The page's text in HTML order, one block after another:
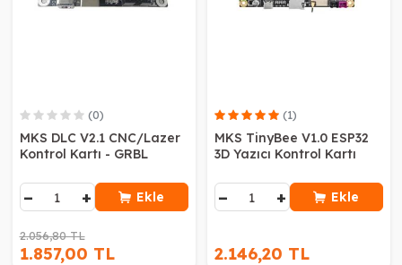
(0)
MKS DLC V2.1 CNC/Lazer
Kontrol Kartı - GRBL
− + Ekle
2.056,80 TL
1.857,00 TL
(1)
MKS TinyBee V1.0 ESP32
3D Yazıcı Kontrol Kartı
− + Ekle
2.146,20 TL